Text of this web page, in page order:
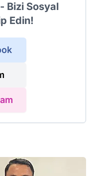
Bizi Sosyal
Edin!